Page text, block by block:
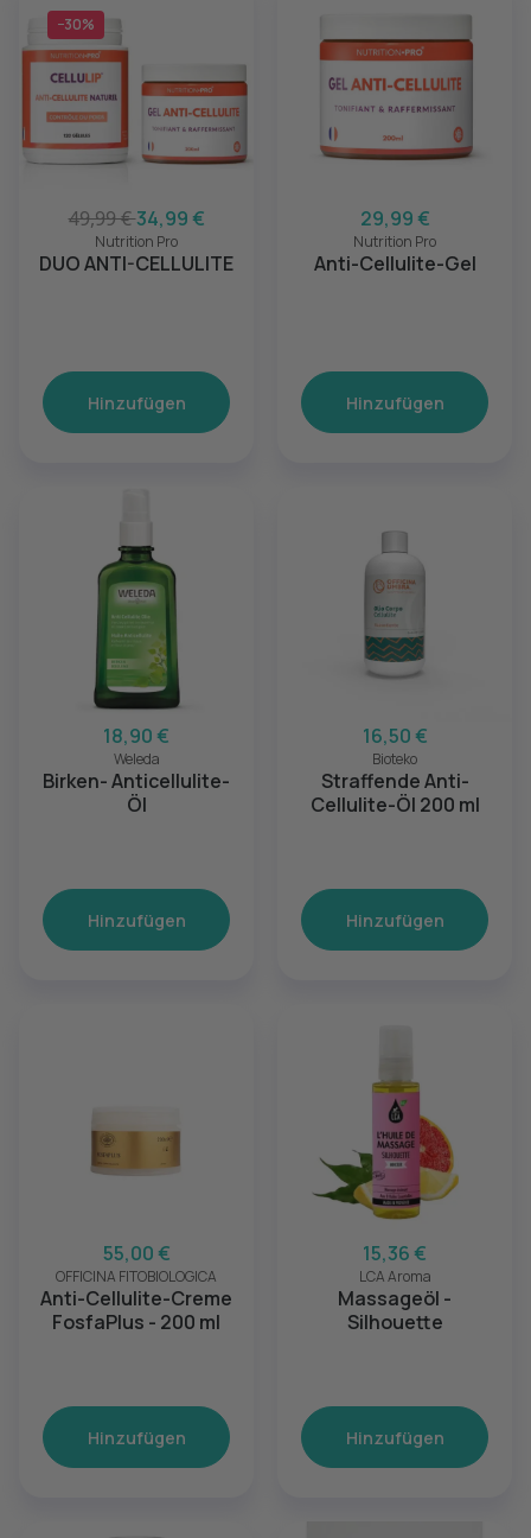
−30%
49,99 €34,99 €
Nutrition Pro
DUO ANTI-CELLULITE
Hinzufügen
29,99 €
Nutrition Pro
Anti-Cellulite-Gel
Hinzufügen
18,90 €
Weleda
Birken- Anticellulite-
Öl
Hinzufügen
16,50 €
Bioteko
Straffende Anti-
Cellulite-Öl 200 ml
Hinzufügen
55,00 €
OFFICINA FITOBIOLOGICA
Anti-Cellulite-Creme
FosfaPlus - 200 ml
Hinzufügen
15,36 €
LCA Aroma
Massageöl -
Silhouette
Hinzufügen